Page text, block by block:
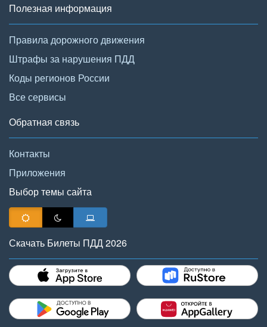
Полезная информация
Правила дорожного движения
Штрафы за нарушения ПДД
Коды регионов России
Все сервисы
Обратная связь
Контакты
Приложения
Выбор темы сайта
Скачать Билеты ПДД 2026